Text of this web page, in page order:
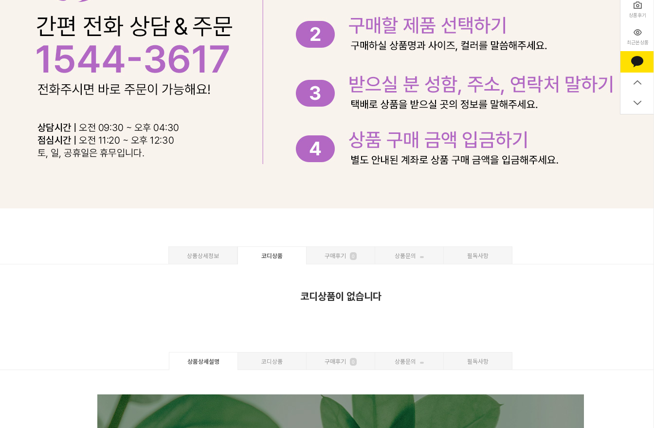
상품후기
최근본상품
상품상세정보 코디상품 구매후기 0 상품문의 필독사항
코디상품이 없습니다
상품상세설명 코디상품 구매후기 0 상품문의 필독사항